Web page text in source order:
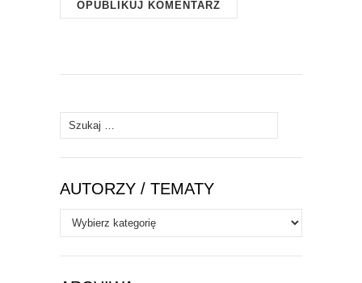
Szukaj:
AUTORZY / TEMATY
Autorzy
/
Tematy